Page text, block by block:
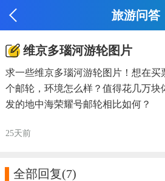
旅游问答
维京多瑙河游轮图片
求一些维京多瑙河游轮图片！想在买
个邮轮，环境怎么样？值得花几万块
发的地中海荣耀号邮轮相比如何？
25天前
全部回复(7)